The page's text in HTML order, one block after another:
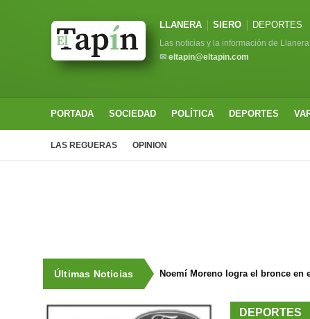
LLANERA SIERO DEPORTES
Las noticias y la información de
✉ eltapin@eltapin.com
PORTADA SOCIEDAD POLÍTICA DEPORTES
LAS REGUERAS OPINION
Últimas Noticias Noemí Moreno logra el bronce en
DEPORTES